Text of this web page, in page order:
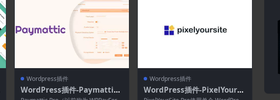
Wordpress插件
WordPress插件-Paymattic
Wordpress插件
WordPress插件-PixelYourSi